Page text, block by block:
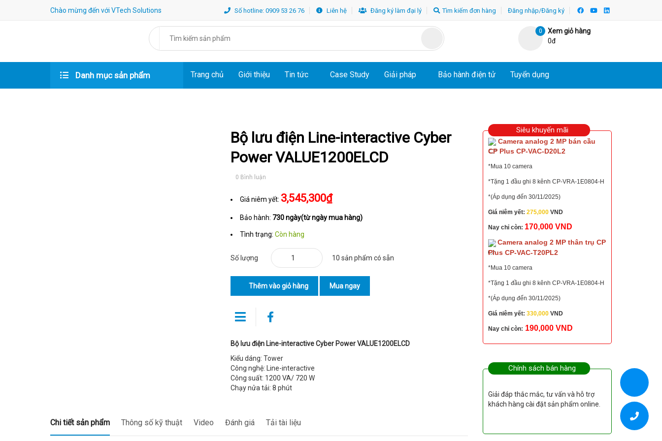
Chào mừng đến với VTech Solutions Số hotline: 0909 53 26 76 Liên hệ Đăng ký làm đại lý Tìm kiếm đơn hàng Đăng nhập/Đăng ký
0
Xem giỏ hàng
0đ
Danh mục sản phẩm Trang chủ Giới thiệu Tin tức Case Study Giải pháp Bảo hành điện tử Tuyển dụng
Bộ lưu điện Line-interactive Cyber
Power VALUE1200ELCD
0 Bình luận
Giá niêm yết: 3,545,300₫
Bảo hành: 730 ngày(từ ngày mua hàng)
Tình trạng: Còn hàng
Số lượng 10 sản phẩm có sẵn
Thêm vào giỏ hàng Mua ngay
Bộ lưu điện Line-interactive Cyber Power VALUE1200ELCD
Kiểu dáng: Tower
Công nghệ: Line-interactive
Công suất: 1200 VA/ 720 W
Chạy nửa tải: 8 phút
Chi tiết sản phẩm Thông số kỹ thuật Video Đánh giá Tải tài liệu
Siêu khuyến mãi
Camera analog 2 MP bán cầu
CP Plus CP-VAC-D20L2
*Mua 10 camera
*Tặng 1 đầu ghi 8 kênh CP-VRA-1E0804-H
*(Áp dụng đến 30/11/2025)
Giá niêm yết: 275,000VND
Nay chỉ còn: 170,000 VND
Camera analog 2 MP thân trụ CP
Plus CP-VAC-T20PL2
*Mua 10 camera
*Tặng 1 đầu ghi 8 kênh CP-VRA-1E0804-H
*(Áp dụng đến 30/11/2025)
Giá niêm yết: 330,000VND
Nay chỉ còn: 190,000 VND
Chính sách bán hàng
Giải đáp thắc mắc, tư vấn và hỗ trợ
khách hàng cài đặt sản phẩm online.